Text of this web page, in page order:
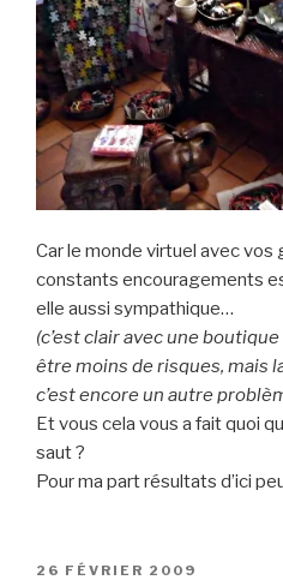
Car le monde virtuel avec
constants encouragements
elle aussi sympathique…
(c’est clair avec une
être moins de risques, mais
c’est encore un autre
Et vous cela vous a fait quoi
saut ?
Pour ma part résultats d’ici
PUBLIÉ
26 FÉVRIER 2009